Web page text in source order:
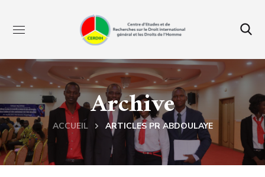
Archive
ACCUEIL ARTICLES PR ABDOULAYE